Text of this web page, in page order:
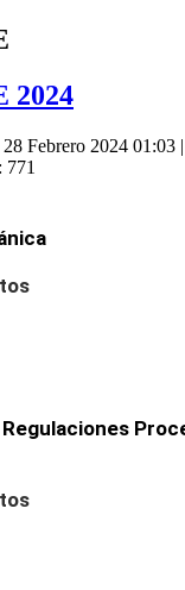
2024
Febrero 2024 01:03 |
771